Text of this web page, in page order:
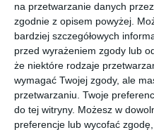
na przetwarzanie danych
zgodnie z opisem powyżej.
bardziej szczegółowych
przed wyrażeniem zgody lub
że niektóre rodzaje
wymagać Twojej zgody, ale
przetwarzaniu. Twoje
do tej witryny. Możesz w
preferencje lub wycofać
Mieszkanie
DODAJ DO ULUBIONYCH
Pozostałe zdjęcia w
kolorem